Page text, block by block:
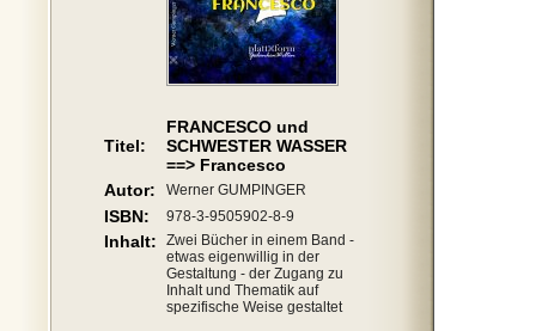
Titel:
FRANCESCO und
SCHWESTER WASSER
==> Francesco
Autor:
Werner GUMPINGER
ISBN: 978-3-9505902-8-9
Inhalt:
Zwei Bücher in einem Band -
etwas eigenwillig in der
Gestaltung - der Zugang zu
Inhalt und Thematik auf
spezifische Weise gestaltet